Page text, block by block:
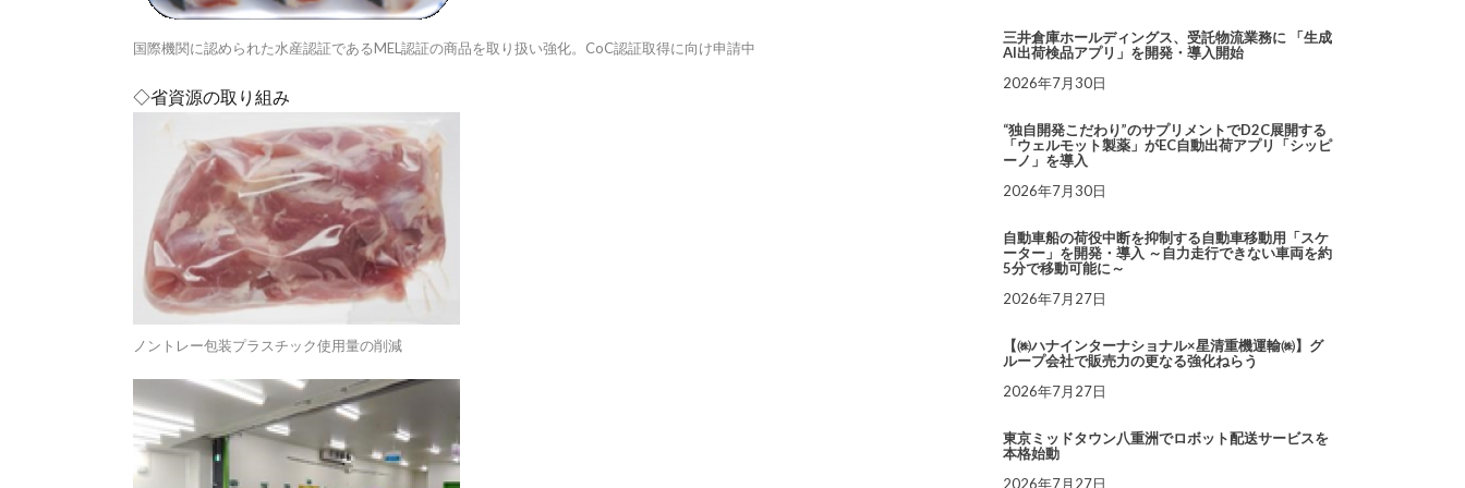
国際機関に認められた水産認証であるMEL認証の商品を取り扱い強化。CoC認証取得に向け申請中
◇省資源の取り組み
ノントレー包装プラスチック使用量の削減
三井倉庫ホールディングス、受託物流業務に 「生成
AI出荷検品アプリ」を開発・導入開始
2026年7月30日
“独自開発こだわり”のサプリメントでD2C展開する
「ウェルモット製薬」がEC自動出荷アプリ「シッピ
ーノ」を導入
2026年7月30日
自動車船の荷役中断を抑制する自動車移動用「スケ
ーター」を開発・導入 ～自力走行できない車両を約
5分で移動可能に～
2026年7月27日
【㈱ハナインターナショナル×星清重機運輸㈱】グ
ループ会社で販売力の更なる強化ねらう
2026年7月27日
東京ミッドタウン八重洲でロボット配送サービスを
本格始動
2026年7月27日